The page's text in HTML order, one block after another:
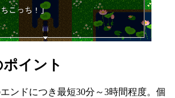
イント
ンドにつき最短30分～3時間程度。個